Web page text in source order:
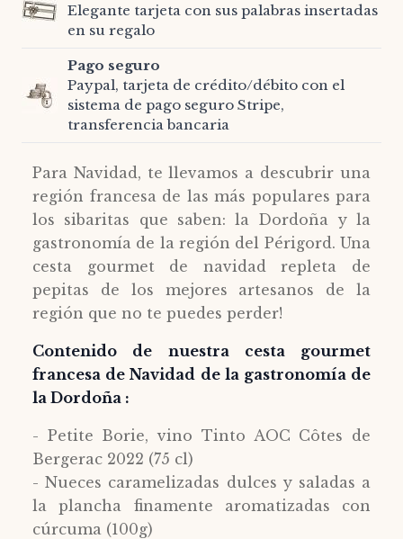
Elegante tarjeta con sus palabras insertadas
en su regalo
Pago seguro
Paypal, tarjeta de crédito/débito con el
sistema de pago seguro Stripe,
transferencia bancaria
Para Navidad, te llevamos a descubrir una
región francesa de las más populares para
los sibaritas que saben: la Dordoña y la
gastronomía de la región del Périgord. Una
cesta gourmet de navidad repleta de
pepitas de los mejores artesanos de la
región que no te puedes perder!
Contenido de nuestra cesta gourmet
francesa de Navidad de la gastronomía de
la Dordoña :
- Petite Borie, vino Tinto AOC Côtes de
Bergerac 2022 (75 cl)
- Nueces caramelizadas dulces y saladas a
la plancha finamente aromatizadas con
cúrcuma (100g)